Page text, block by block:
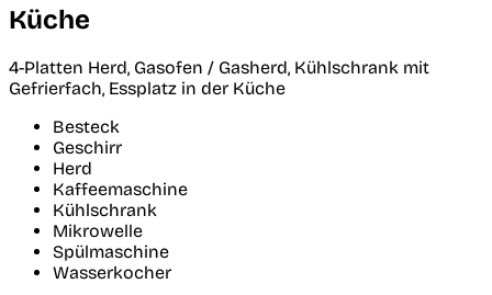
Küche
4-Platten Herd, Gasofen / Gasherd, Kühlschrank mit
Gefrierfach, Essplatz in der Küche
Besteck
Geschirr
Herd
Kaffeemaschine
Kühlschrank
Mikrowelle
Spülmaschine
Wasserkocher